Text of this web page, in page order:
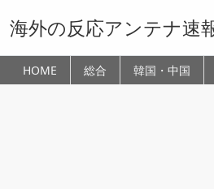
海外の反応アンテナ速
HOME 総合 韓国・中国